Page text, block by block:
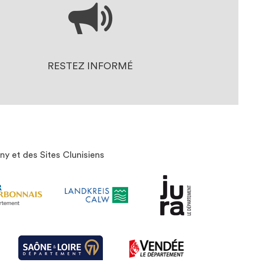
RESTEZ INFORMÉ
LES ACTUALITÉS
DOCUMENTS À TÉLÉCHARGER
et des Sites Clunisiens